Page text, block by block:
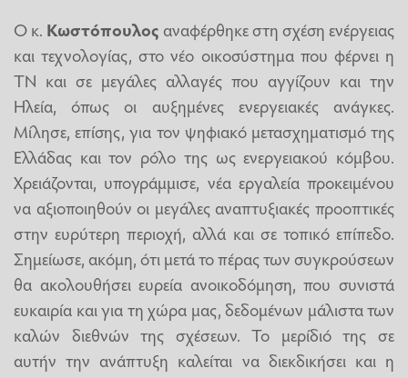
Ο κ. Κωστόπουλος αναφέρθηκε στη σχέση ενέργειας
και τεχνολογίας, στο νέο οικοσύστημα που φέρνει η
ΤΝ και σε μεγάλες αλλαγές που αγγίζουν και την
Ηλεία, όπως οι αυξημένες ενεργειακές ανάγκες.
Μίλησε, επίσης, για τον ψηφιακό μετασχηματισμό της
Ελλάδας και τον ρόλο της ως ενεργειακού κόμβου.
Χρειάζονται, υπογράμμισε, νέα εργαλεία προκειμένου
να αξιοποιηθούν οι μεγάλες αναπτυξιακές προοπτικές
στην ευρύτερη περιοχή, αλλά και σε τοπικό επίπεδο.
Σημείωσε, ακόμη, ότι μετά το πέρας των συγκρούσεων
θα ακολουθήσει ευρεία ανοικοδόμηση, που συνιστά
ευκαιρία και για τη χώρα μας, δεδομένων μάλιστα των
καλών διεθνών της σχέσεων. Το μερίδιό της σε
αυτήν την ανάπτυξη καλείται να διεκδικήσει και η